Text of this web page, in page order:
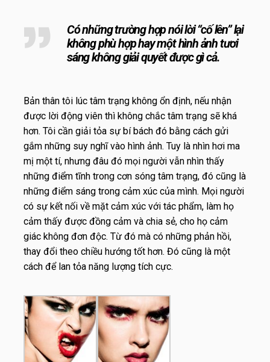
Có những trường hợp nói lời “cố lên” lại
không phù hợp hay một hình ảnh tươi
sáng không giải quyết được gì cả.
Bản thân tôi lúc tâm trạng không ổn định, nếu nhận
được lời động viên thì không chắc tâm trạng sẽ khá
hơn. Tôi cần giải tỏa sự bí bách đó bằng cách gửi
gắm những suy nghĩ vào hình ảnh. Tuy là nhìn hơi ma
mị một tí, nhưng đâu đó mọi người vẫn nhìn thấy
những điểm tĩnh trong cơn sóng tâm trạng, đó cũng là
những điểm sáng trong cảm xúc của mình. Mọi người
có sự kết nối về mặt cảm xúc với tác phẩm, làm họ
cảm thấy được đồng cảm và chia sẻ, cho họ cảm
giác không đơn độc. Từ đó mà có những phản hồi,
thay đổi theo chiều hướng tốt hơn. Đó cũng là một
cách để lan tỏa năng lượng tích cực.